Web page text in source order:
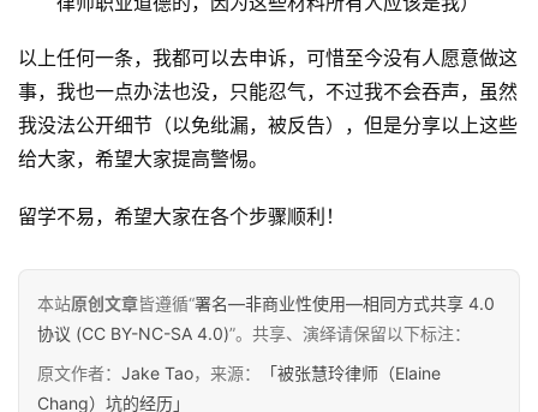
推
荐
&
工
留
言
登录 注册
以上任何一条，我都可以去申诉，可惜至今没有人愿意做这
事，我也一点办法也没，只能忍气，不过我不会吞声，虽然
我没法公开细节（以免纰漏，被反告），但是分享以上这些
给大家，希望大家提高警惕。
留学不易，希望大家在各个步骤顺利！
本站原创文章皆遵循“署名—非商业性使用—相同方式共享 4.0
协议 (CC BY-NC-SA 4.0)”。共享、演绎请保留以下标注：
原文作者： Jake Tao，来源：
「被张慧玲律师（Elaine
Chang）坑的经历」